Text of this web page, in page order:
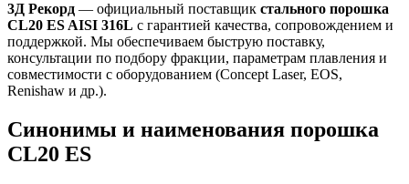
3Д Рекорд — официальный поставщик стального порошка
CL20 ES AISI 316L с гарантией качества, сопровождением и
поддержкой. Мы обеспечиваем быструю поставку,
консультации по подбору фракции, параметрам плавления и
совместимости с оборудованием (Concept Laser, EOS,
Renishaw и др.).
Синонимы и наименования порошка
CL20 ES